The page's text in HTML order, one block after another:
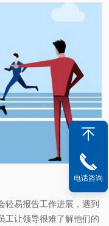
轻易报告工作进展，遇到
工让领导很难了解他们的
电话咨询